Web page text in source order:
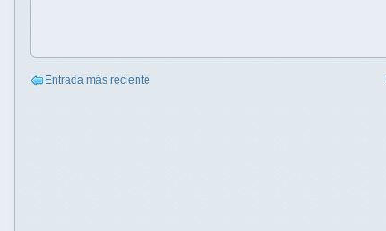
Entrada más reciente